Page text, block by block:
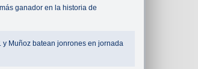
ganador en la historia de
y Muñoz batean jonrones en jornada